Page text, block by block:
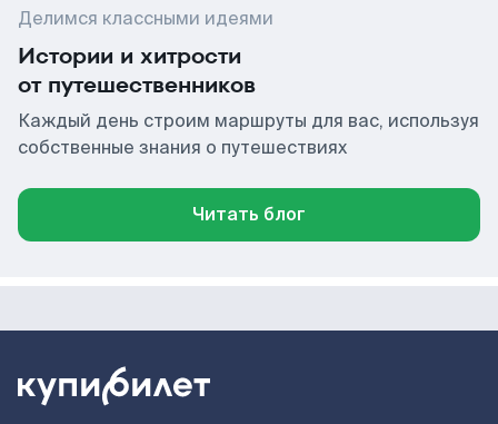
Делимся классными идеями
Истории и хитрости
от путешественников
Каждый день строим маршруты для вас, используя
собственные знания о путешествиях
Читать блог